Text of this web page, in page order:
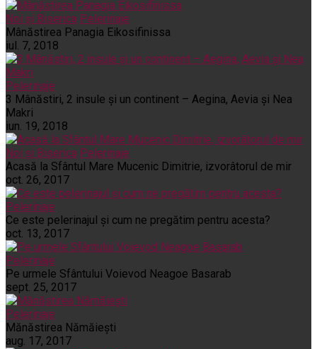
Noi și Biserica Pelerinaje
Mânăstirea Panagia Eikosifinissa
iul. 7, 2018
Pelerinaje
3 Mânăstiri, 2 insule și un continent – Aegina, Aevia și Nea
Makri
iun. 19, 2018
Noi și Biserica Pelerinaje
Acasă la Sfântul Mare Mucenic Dimitrie, izvorâtorul de mir
oct. 26, 2017
Pelerinaje
Ce este pelerinajul şi cum ne pregătim pentru acesta?
oct. 13, 2017
Pelerinaje
Pe urmele Sfântului Voievod Neagoe Basarab
sept. 25, 2017
Pelerinaje
Mănăstirea Nămăiești
aug. 17, 2017